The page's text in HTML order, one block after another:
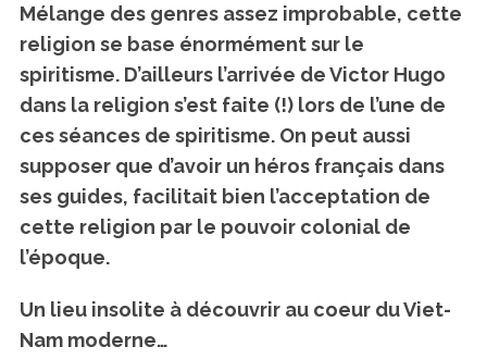
Mélange des genres assez improbable, cette
religion se base énormément sur le
spiritisme. D’ailleurs l’arrivée de Victor Hugo
dans la religion s’est faite (!) lors de l’une de
ces séances de spiritisme. On peut aussi
supposer que d’avoir un héros français dans
ses guides, facilitait bien l’acceptation de
cette religion par le pouvoir colonial de
l’époque.
Un lieu insolite à découvrir au coeur du Viet-
Nam moderne…